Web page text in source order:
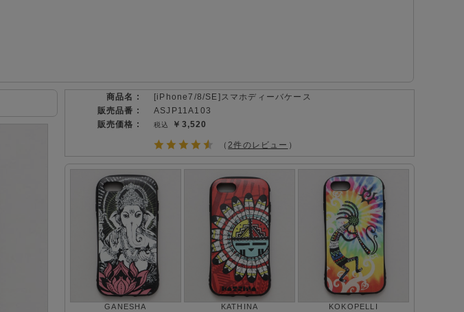
商品名 :
[iPhone7/8/SE]スマホディーバケース
販売品番 :
ASJP11A103
販売価格 :
￥3,520
（2件のレビュー ）
GANESHA KATHINA KOKOPELLI